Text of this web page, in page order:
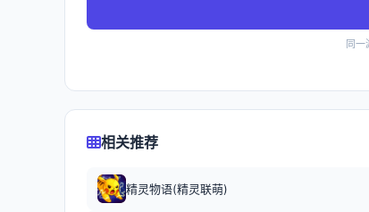
同
相关推荐
精灵物语(精灵联萌)